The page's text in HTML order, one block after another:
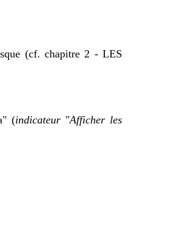
(cf. chapitre 2 - LES
(indicateur "Afficher les